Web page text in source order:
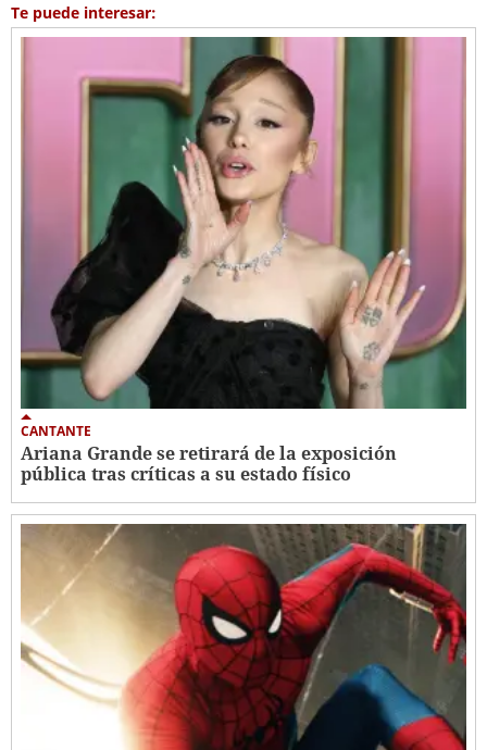
Te puede interesar:
CANTANTE
Ariana Grande se retirará de la exposición
pública tras críticas a su estado físico